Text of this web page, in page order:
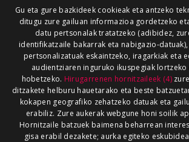
Gu eta gure bazkideek cookieak eta antzeko
ditugu zure gailuan informazioa gordetzeko
datu pertsonalak tratatzeko (adibidez,
identifikatzaile bakarrak eta nabigazio-
pertsonalizatuak eskaintzeko, iragarkiak eta
audientziaren inguruko ikuspegiak
hobetzeko. Hirugarrenen hornitzaileek (4)
ditzakete helburu hauetarako eta beste
kokapen geografiko zehatzeko datuak eta
erabiliz. Zure aukerak webgune honi soilik
Hornitzaile batzuek baimena beharrean
gisa erabil dezakete; aurka egiteko